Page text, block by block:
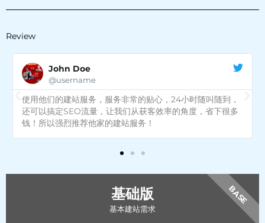
Review
John Doe
@username
如果说，世界上有一种服务，可以给打5星的话，那一定会给
这家建站服务打5星。
基础版
基本建站需求
BASE